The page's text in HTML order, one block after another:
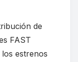
de
FAST
estrenos